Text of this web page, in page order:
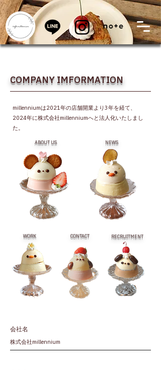
COMPANY IMFORMATION
millenniumは2021年の店舗開業より3年を経て、
2024年に株式会社millenniumへと法人化いたしまし
た。
ABOUT US NEWS
WORK CONTACT RECRUITMENT
会社名
株式会社millennium